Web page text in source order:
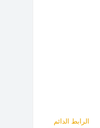
الرابط الدائم